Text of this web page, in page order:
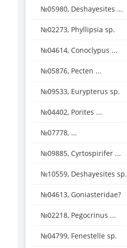
№05980, Deshayesites ...
№02273, Phyllipsia sp.
№04614, Conoclypus ...
№05876, Pecten ...
№09533, Eurypterus sp.
№04402, Porites ...
№07778, ...
№09885, Cyrtospirifer ...
№10559, Deshayesites sp.
№04613, Goniasteridae?
№02218, Pegocrinus ...
№04799, Fenestelle sp.